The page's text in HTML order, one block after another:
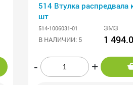
514 Втулка распредвала
шт
514-1006031-01
ЗМЗ
В НАЛИЧИИ: 5
1
- +